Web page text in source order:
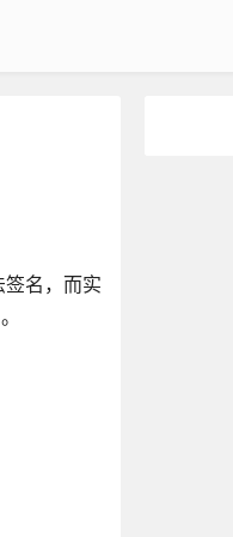
名，而实